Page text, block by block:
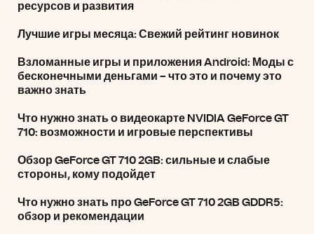
ресурсов и развития
Лучшие игры месяца: Свежий рейтинг новинок
Взломанные игры и приложения Android: Моды с
бесконечными деньгами – что это и почему это
важно знать
Что нужно знать о видеокарте NVIDIA GeForce GT
710: возможности и игровые перспективы
Обзор GeForce GT 710 2GB: сильные и слабые
стороны, кому подойдет
Что нужно знать про GeForce GT 710 2GB GDDR5:
обзор и рекомендации